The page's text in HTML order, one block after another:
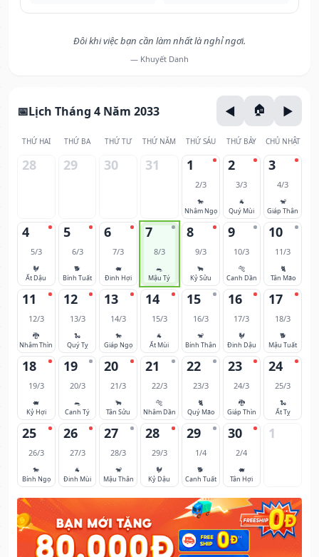
Đôi khi việc bạn cần làm nhất là nghỉ ngơi.
— Khuyết Danh
Lịch Tháng 4 Năm 2033
THỨ HAI THỨ BA THỨ TƯ THỨ NĂM THỨ SÁU THỨ BẢY CHỦ NHẬT
28 29 30 31 1
2/3
🐎
Nhâm Ngọ
2
3/3
🐐
Quý Mùi
3
4/3
🐒
Giáp Thân
4
5/3
🐓
Ất Dậu
5
6/3
🐕
Bính Tuất
6
7/3
🐖
Đinh Hợi
7
8/3
🐀
Mậu Tý
8
9/3
🐂
Kỷ Sửu
9
10/3
🐅
Canh Dần
10
11/3
🐈
Tân Mão
11
12/3
🐉
Nhâm Thìn
12
13/3
🐍
Quý Tỵ
13
14/3
🐎
Giáp Ngọ
14
15/3
🐐
Ất Mùi
15
16/3
🐒
Bính Thân
16
17/3
🐓
Đinh Dậu
17
18/3
🐕
Mậu Tuất
18
19/3
🐖
Kỷ Hợi
19
20/3
🐀
Canh Tý
20
21/3
🐂
Tân Sửu
21
22/3
🐅
Nhâm Dần
22
23/3
🐈
Quý Mão
23
24/3
🐉
Giáp Thìn
24
25/3
🐍
Ất Tỵ
25
26/3
🐎
Bính Ngọ
26
27/3
🐐
Đinh Mùi
27
28/3
🐒
Mậu Thân
28
29/3
🐓
Kỷ Dậu
29
1/4
🐕
Canh Tuất
30
2/4
🐖
Tân Hợi
1